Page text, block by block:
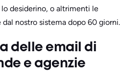
desiderino, o altrimenti le
nostro sistema dopo 60 giorni.
delle email di
e agenzie